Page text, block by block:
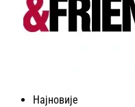
Најновије